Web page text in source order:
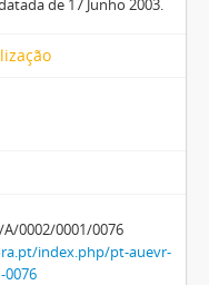
de 17 Junho 2003.
A/0002/0001/0076
index.php/pt-auevr-
0076